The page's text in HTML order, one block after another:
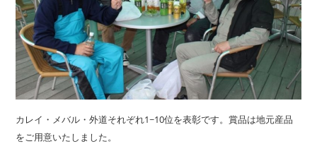
カレイ・メバル・外道それぞれ1~10位を表彰です。賞品は地元産品
をご用意いたしました。